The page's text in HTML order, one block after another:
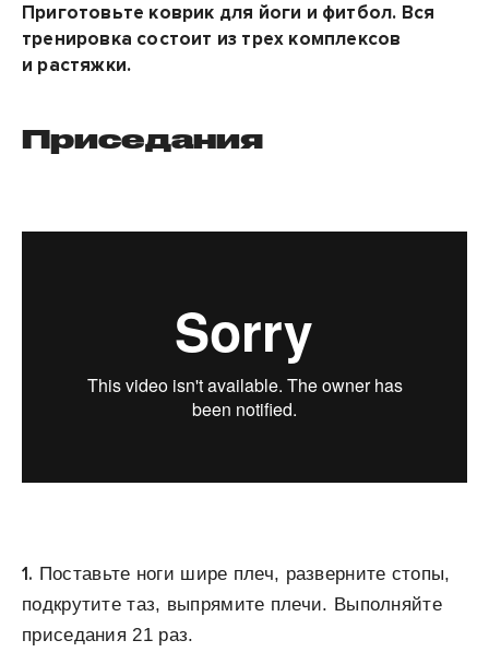
Приготовьте коврик для йоги и фитбол. Вся
тренировка состоит из трех комплексов
и растяжки.
Приседания
1. Поставьте ноги шире плеч, разверните стопы,
подкрутите таз, выпрямите плечи. Выполняйте
приседания 21 раз.